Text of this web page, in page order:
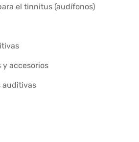
el tinnitus (audífonos)
y accesorios
auditivas